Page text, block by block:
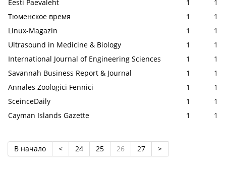
Eesti Paevaleht
1
1
Тюменское время
1
1
Linux-Magazin
1
1
Ultrasound in Medicine & Biology
1
1
International Journal of Engineering Sciences
1
1
Savannah Business Report & Journal
1
1
Annales Zoologici Fennici
1
1
SceinceDaily
1
1
Cayman Islands Gazette
1 1
В начало < 24 25 26 27 >